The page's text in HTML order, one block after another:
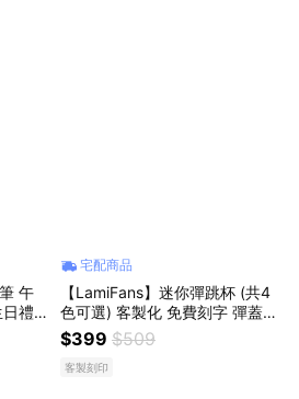
午
禮
情侶
宅配商品
【LamiFans】迷你彈跳杯 (共4
色可選) 客製化 免費刻字 彈蓋保
溫杯 不鏽鋼保溫杯 不銹鋼 口袋
杯 保溫水杯 水壺 客製化禮物 小
孩水壺
$399 $509
客製刻印